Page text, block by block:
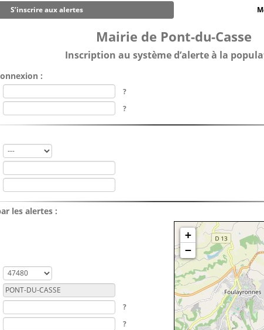
S’inscrire aux alertes
Mairie de Pont-du-Casse
Inscription au système d’alerte à la
:
?
?
les alertes :
?
?
+
−